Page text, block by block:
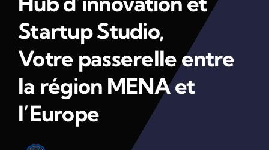
Startup Studio,
Votre passerelle entre
la région MENA et
l’Europe